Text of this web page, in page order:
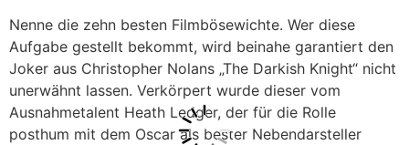
Nenne die zehn besten Filmbösewichte. Wer diese
Aufgabe gestellt bekommt, wird beinahe garantiert den
Joker aus Christopher Nolans „The Darkish Knight“ nicht
unerwähnt lassen. Verkörpert wurde dieser vom
Ausnahmetalent Heath Ledger, der für die Rolle
posthum mit dem Oscar als bester Nebendarsteller